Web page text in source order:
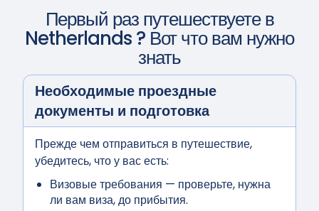
Первый раз путешествуете в
Netherlands? Вот что вам нужно
знать
Необходимые проездные
документы и подготовка
Прежде чем отправиться в путешествие,
убедитесь, что у вас есть:
Визовые требования — проверьте, нужна
ли вам виза, до прибытия.